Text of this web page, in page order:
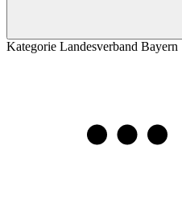
Kategorie Landesverband Bayern